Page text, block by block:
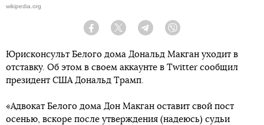
wikipedia.org
Facebook Twitter Telegram
Юрисконсульт Белого дома Дональд Макган уходит в
отставку. Об этом в своем аккаунте в Twitter сообщил
президент США Дональд Трамп.
«Адвокат Белого дома Дон Макган оставит свой пост
осенью, вскоре после утверждения (надеюсь) судьи